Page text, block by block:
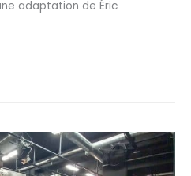
adaptation de Éric